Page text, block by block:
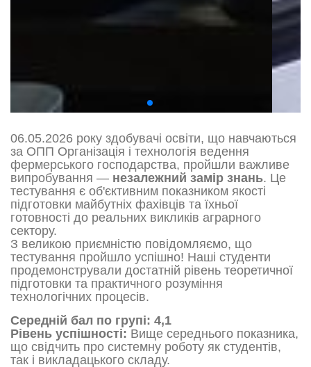
06.05.2026 року здобувачі освіти, що навчаються
за ОПП Організація і технологія ведення
фермерського господарства, пройшли важливе
випробування — незалежний замір знань. Це
тестування є об'єктивним показником якості
підготовки майбутніх фахівців та їхньої
готовності до реальних викликів аграрного
сектору.
З великою приємністю повідомляємо, що
тестування пройшло успішно! Наші студенти
продемонстрували достатній рівень теоретичної
підготовки та практичного розуміння
технологічних процесів.
Середній бал по групі: 4,1
Рівень успішності: Вище середнього показника,
що свідчить про системну роботу як студентів,
так і викладацького складу.